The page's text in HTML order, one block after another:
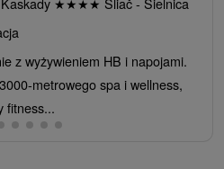
z wyżywieniem HB i napojami.
metrowego spa i wellness,
fitness...